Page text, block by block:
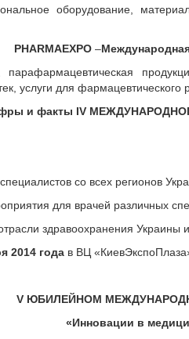
оборудование,
PHARMAEXPO –
парафармацевтическая
услуги для фармацевтического
и факты ІV
со всех регионов
для врачей различных
здравоохранения Украины
2014 года в ВЦ
V ЮБИЛЕЙНОМ
«Инновации в